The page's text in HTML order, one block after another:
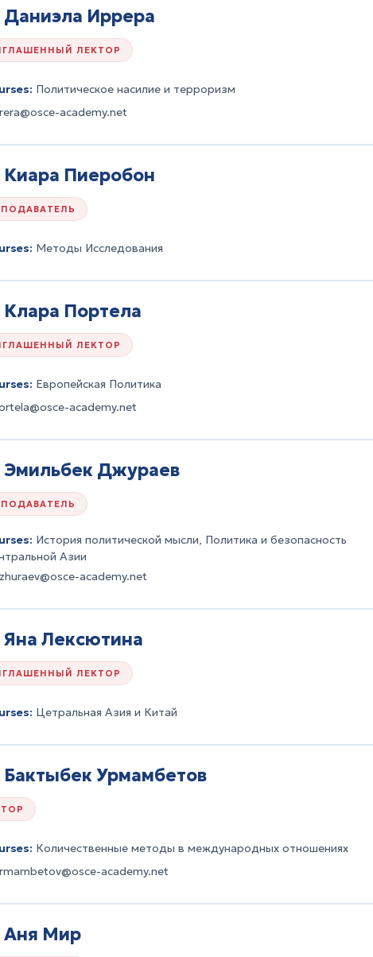
Иррера
ЛЕКТОР
Политическое насилие и терроризм
academy.net
Пиеробон
Методы Исследования
Портела
ЛЕКТОР
Европейская Политика
academy.net
Джураев
История политической мысли, Политика и безопасность
Азии
academy.net
Лексютина
ЛЕКТОР
Цетральная Азия и Китай
Урмамбетов
Количественные методы в международных отношениях
academy.net
Аня Мир